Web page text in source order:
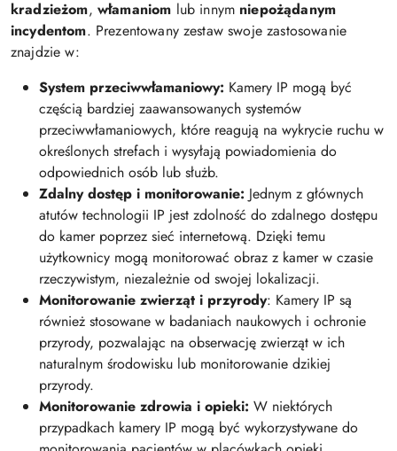
kradzieżom, włamaniom lub innym niepożądanym
incydentom. Prezentowany zestaw swoje zastosowanie
znajdzie w:
System przeciwwłamaniowy: Kamery IP mogą być
częścią bardziej zaawansowanych systemów
przeciwwłamaniowych, które reagują na wykrycie ruchu w
określonych strefach i wysyłają powiadomienia do
odpowiednich osób lub służb.
Zdalny dostęp i monitorowanie: Jednym z głównych
atutów technologii IP jest zdolność do zdalnego dostępu
do kamer poprzez sieć internetową. Dzięki temu
użytkownicy mogą monitorować obraz z kamer w czasie
rzeczywistym, niezależnie od swojej lokalizacji.
Monitorowanie zwierząt i przyrody: Kamery IP są
również stosowane w badaniach naukowych i ochronie
przyrody, pozwalając na obserwację zwierząt w ich
naturalnym środowisku lub monitorowanie dzikiej
przyrody.
Monitorowanie zdrowia i opieki: W niektórych
przypadkach kamery IP mogą być wykorzystywane do